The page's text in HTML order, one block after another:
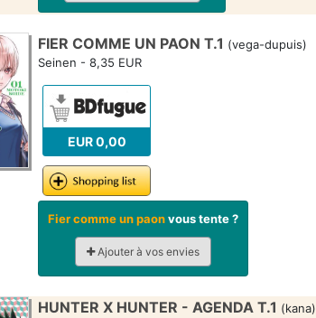
FIER COMME UN PAON T.1 (vega-dupuis)
Seinen - 8,35 EUR
EUR 0,00
Fier comme un paonvous tente ?
Ajouter à vos envies
HUNTER X HUNTER - AGENDA T.1 (kana)